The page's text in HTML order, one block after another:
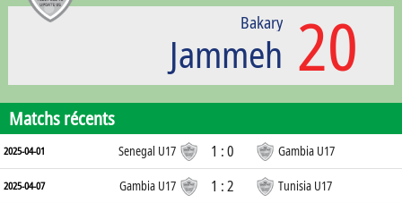
20
Bakary
Jammeh
Matchs récents
2025-04-01 Senegal U17 1 : 0 Gambia U17
2025-04-07 Gambia U17 1 : 2 Tunisia U17